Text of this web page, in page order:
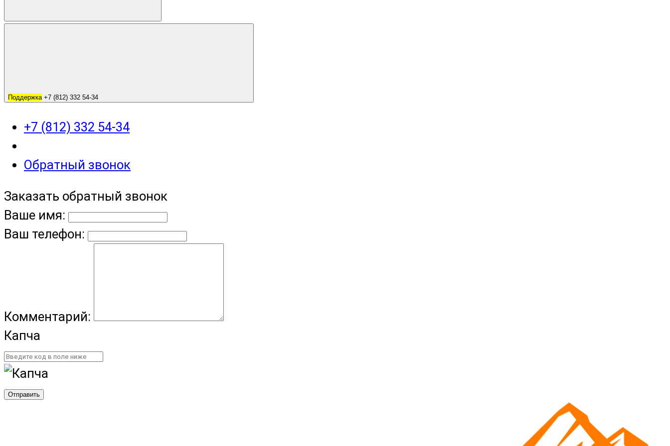
Поддержка +7 (812) 332 54-34
+7 (812) 332 54-34
Обратный звонок
Заказать обратный звонок
Ваше имя:
Ваш телефон:
Комментарий:
Капча
Отправить